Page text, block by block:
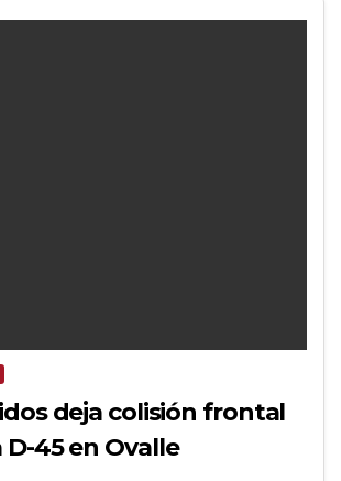
deja colisión frontal
45 en Ovalle